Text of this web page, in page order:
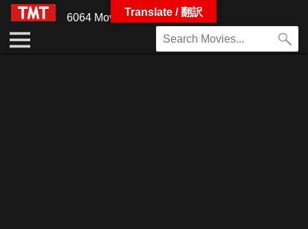
6064 MoviesTranslate / 翻訳